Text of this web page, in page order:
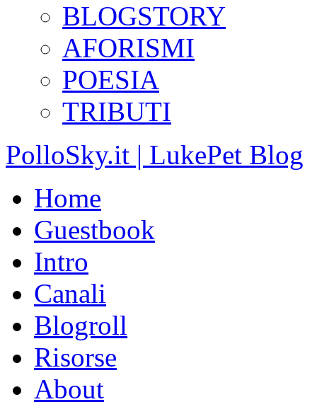
BLOGSTORY
AFORISMI
POESIA
TRIBUTI
PolloSky.it | LukePet Blog
Home
Guestbook
Intro
Canali
Blogroll
Risorse
About